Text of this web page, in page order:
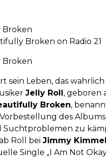
Broken
Broken on Radio 21
Broken
sein Leben, das
Jelly Roll, geboren
Broken,
des
Suchtproblemen zu
Roll bei Jimmy
Single „I Am Not